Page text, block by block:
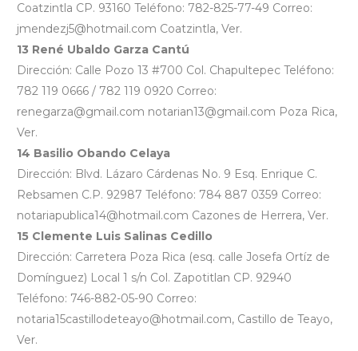
Coatzintla CP. 93160 Teléfono: 782-825-77-49 Correo:
jmendezj5@hotmail.com Coatzintla, Ver.
13 René Ubaldo Garza Cantú
Dirección: Calle Pozo 13 #700 Col. Chapultepec Teléfono:
782 119 0666 / 782 119 0920 Correo:
renegarza@gmail.com notarian13@gmail.com Poza Rica,
Ver.
14 Basilio Obando Celaya
Dirección: Blvd. Lázaro Cárdenas No. 9 Esq. Enrique C.
Rebsamen C.P. 92987 Teléfono: 784 887 0359 Correo:
notariapublica14@hotmail.com Cazones de Herrera, Ver.
15 Clemente Luis Salinas Cedillo
Dirección: Carretera Poza Rica (esq. calle Josefa Ortíz de
Domínguez) Local 1 s/n Col. Zapotitlan CP. 92940
Teléfono: 746-882-05-90 Correo:
notaria15castillodeteayo@hotmail.com, Castillo de Teayo,
Ver.